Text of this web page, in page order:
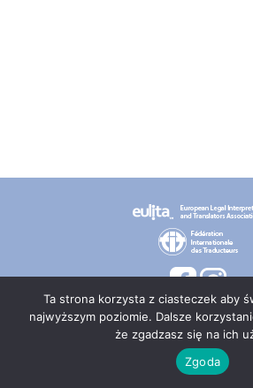
© 2026 PT TEPIS
Ta strona korzysta z ciasteczek aby
najwyższym poziomie. Dalsze
że zgadzasz się na ich
Zgoda